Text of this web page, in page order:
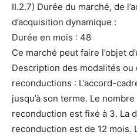
II.2.7) Durée du marché, de
d’acquisition dynamique :
Durée en mois : 48
Ce marché peut faire l’objet
Description des modalités ou
reconductions : L’accord-
jusqu’à son terme. Le
reconduction est fixé à 3. La
reconduction est de 12 mois.